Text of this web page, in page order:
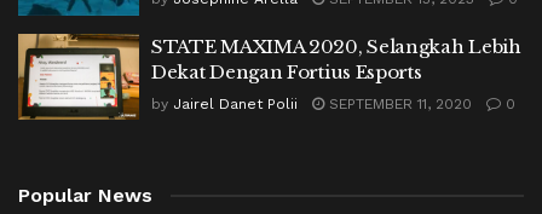
STATE MAXIMA 2020, Selangkah Lebih
Dekat Dengan Fortius Esports
by Jairel Danet Polii SEPTEMBER 11, 2020 0
Popular News